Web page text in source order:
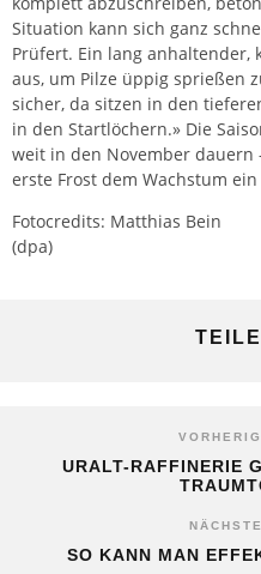
Situation kann sich ganz
Prüfert. Ein lang anhaltender,
aus, um Pilze üppig sprießen
sicher, da sitzen in den
in den Startlöchern.» Die
weit in den November dauern
erste Frost dem Wachstum ein
Fotocredits: Matthias Bein
(dpa)
URALT-RAFFINERIE
SO KANN MAN